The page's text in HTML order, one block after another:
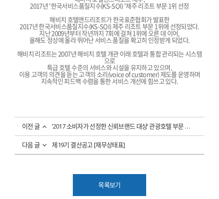
2017년 '한국서비스품질지수(KS-SQI) '제주 리조트 부문 1위 선정
해비치 호텔앤드리조트가 한국표준협회가 발표한
2017년 한국서비스품질지수(KS-SQI) 제주 리조트 부문 1위에 선정되었다.
지난 2009년부터 작년까지 7회에 걸쳐 1위에 오른 데 이어,
올해도 정상에 올라 뛰어난 서비스 품질을 확고히 인정받게 되었다.
해비치 리조트는 2007년 해비치 호텔 개관 이래 호텔과 통합 관리되는 시스템
으로
특급 호텔 수준의 서비스와 시설을 유지하고 있으며,
이용 고객의 의견을 듣는 고객의 소리(voice of customer) 제도를 운영하며
지속적인 피드백 수렴을 통한 서비스 개선에 힘쓰고 있다.
이전 글 ‘2017 소비자가 선정한 신뢰브랜드 대상’ 관광호텔 부문 수상
다음 글 제19기 결산공고 [재무상태표]
목록보기